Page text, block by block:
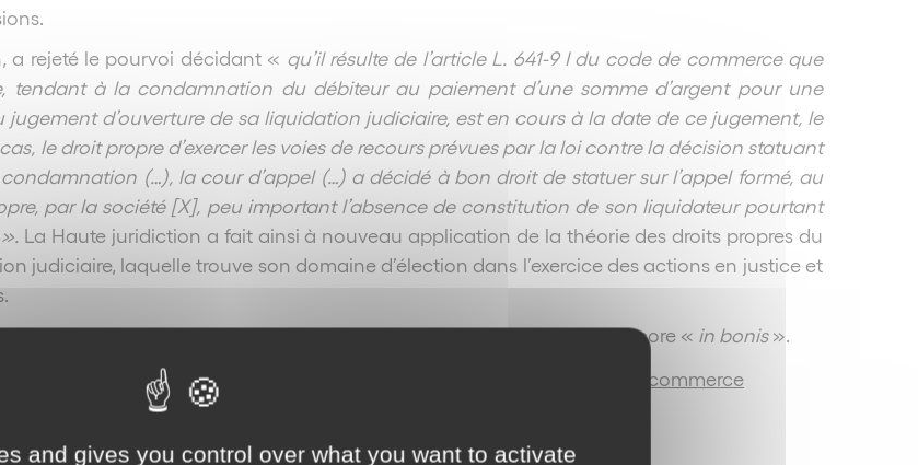
a rejeté le pourvoi décidant « qu’il résulte de l’article L. 641-9 I du code de commerce que
tendant à la condamnation du débiteur au paiement d’une somme d’argent pour une
jugement d’ouverture de sa liquidation judiciaire, est en cours à la date de ce jugement, le
le droit propre d’exercer les voies de recours prévues par la loi contre la décision statuant
(…), la cour d’appel (…) a décidé à bon droit de statuer sur l’appel formé, au
par la société [X], peu important l’absence de constitution de son liquidateur pourtant
La Haute juridiction a fait ainsi à nouveau application de la théorie des droits propres du
judiciaire, laquelle trouve son domaine d’élection dans l’exercice des actions en justice et
le recours avait été intenté par le débiteur du temps où il était encore « in bonis».
octobre 2002, pourvoi n°99-21.143 article L.641-9 I du Code de commerce
and gives you control over what you want to activate